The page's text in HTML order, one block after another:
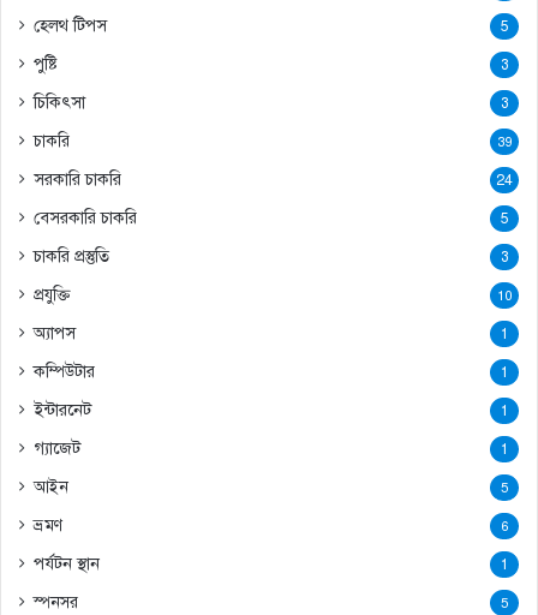
হেলথ টিপস 5
পুষ্টি 3
চিকিৎসা 3
চাকরি 39
সরকারি চাকরি 24
বেসরকারি চাকরি 5
চাকরি প্রস্তুতি 3
প্রযুক্তি 10
অ্যাপস 1
কম্পিউটার 1
ইন্টারনেট 1
গ্যাজেট 1
আইন 5
ভ্রমণ 6
পর্যটন স্থান 1
স্পনসর 5